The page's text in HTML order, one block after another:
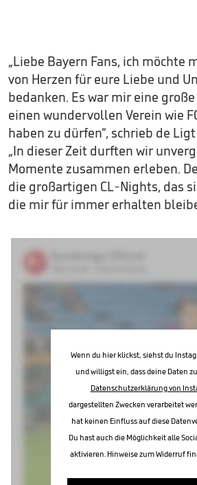
„Liebe Bayern Fans, ich möchte
von Herzen für eure Liebe und
bedanken. Es war mir eine
einen wundervollen Verein wie
haben zu dürfen“, schrieb de
„In dieser Zeit durften wir
Momente zusammen erleben.
die großartigen CL-Nights, das
die mir für immer erhalten
Wenn du hier klickst, siehst du
und willigst ein, dass deine Daten
Datenschutzerklärung von
dargestellten Zwecken verarbeitet
hat keinen Einfluss auf diese
Du hast auch die Möglichkeit alle
aktivieren. Hinweise zum Widerruf